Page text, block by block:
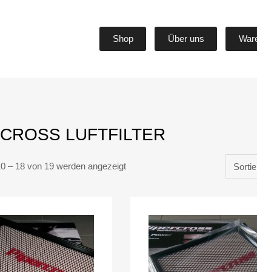
Shop Über uns
LUFTFILTER
– 18 von 19 werden angezeigt